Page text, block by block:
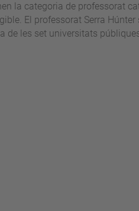
la categoria de professorat
El professorat Serra Húnter
de les set universitats